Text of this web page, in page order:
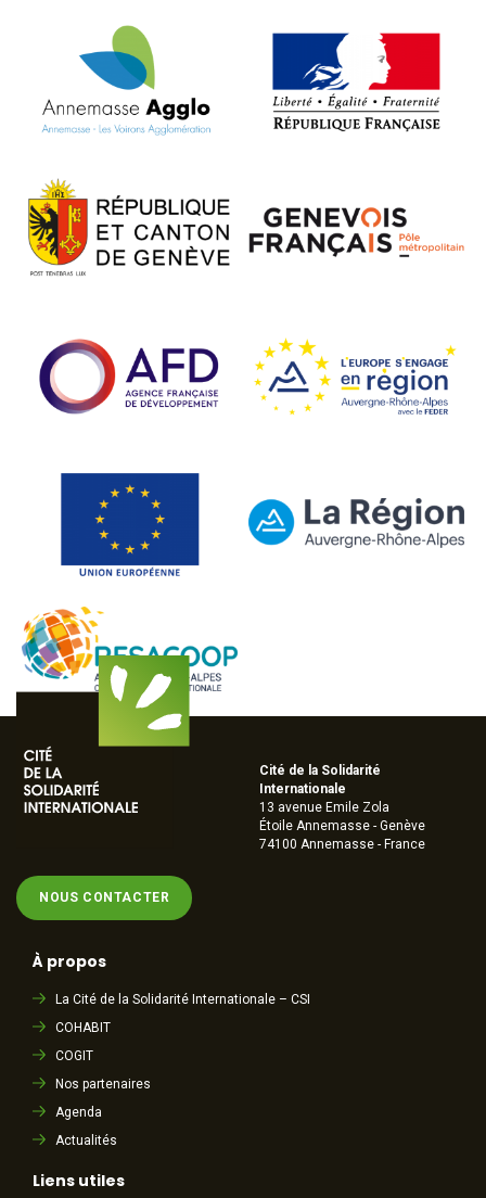
NOUS CONTACTER
Cité de la Solidarité
Internationale
13 avenue Emile Zola
Étoile Annemasse - Genève
74100 Annemasse - France
À propos
La Cité de la Solidarité Internationale – CSI
COHABIT
COGIT
Nos partenaires
Agenda
Actualités
Liens utiles